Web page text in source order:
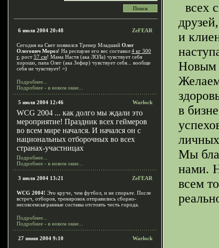
6 июля 2004 20:48 ZeFEAR
Сегодня на Свет появился Тренер Младший Олег
Олегович Мороз! На респауне его вес составил 4 кг 300
г, рост 57 см! Мама Настя (ака ЛОЛа) чувствует себя
хорошо, папа Олег (ака Зефир) чувствует себя... вообще
себя не чувствует! =)
Подробнее...
Подробнее - в новом окне...
5 июля 2004 12:46 Warlock
WCG 2004 ... как долго мы ждали это
мероприятие! Праздник всех геймеров
во всем мире начался. И начался он с
национальных отборочных во всех
странах-участницах
Подробнее...
Подробнее - в новом окне...
3 июля 2004 13:21 ZeFEAR
WCG 2004! Это круче, чем футбол, и не спорьте. После
встреч, отборов, тренировок отправились сборно-
несовсемсыгранные составы отстоять честь города.
Подробнее...
Подробнее - в новом окне...
27 июня 2004 9:10 Warlock
всех
и
Новым
в
Мы
нами.
всем